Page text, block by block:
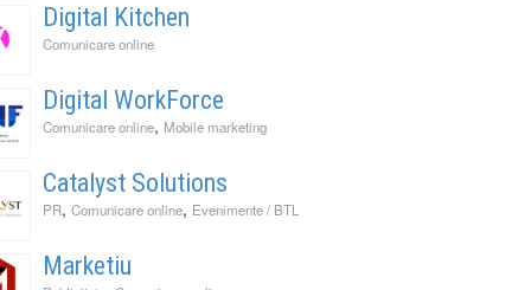
Digital Kitchen
Comunicare online
Digital WorkForce
Comunicare online, Mobile marketing
Catalyst Solutions
PR, Comunicare online, Evenimente / BTL
Marketiu